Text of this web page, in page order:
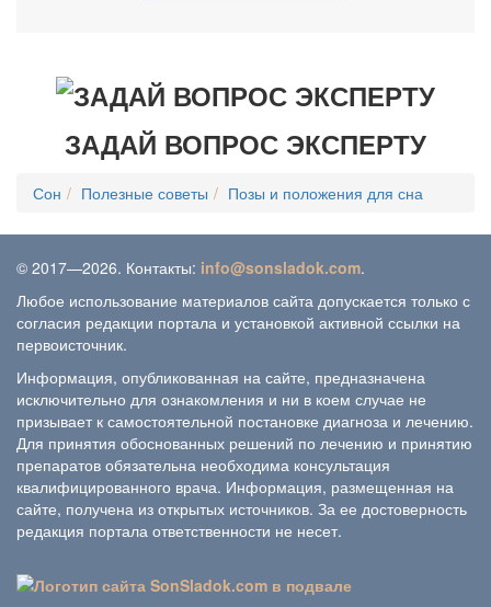
ЗАДАЙ ВОПРОС ЭКСПЕРТУ
Сон Полезные советы Позы и положения для сна
© 2017—2026. Контакты: info@sonsladok.com.
Любое использование материалов сайта допускается только с
согласия редакции портала и установкой активной ссылки на
первоисточник.
Информация, опубликованная на сайте, предназначена
исключительно для ознакомления и ни в коем случае не
призывает к самостоятельной постановке диагноза и лечению.
Для принятия обоснованных решений по лечению и принятию
препаратов обязательна необходима консультация
квалифицированного врача. Информация, размещенная на
сайте, получена из открытых источников. За ее достоверность
редакция портала ответственности не несет.